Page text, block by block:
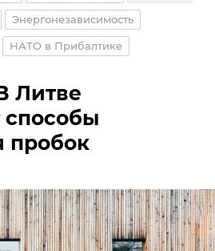
Энергонезависимость
НАТО в Прибалтике
Литве
способы
пробок